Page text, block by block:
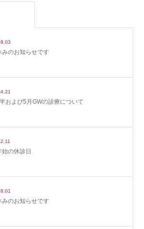
みのお知らせです
および5月GWの診療について
始の休診日
みのお知らせです